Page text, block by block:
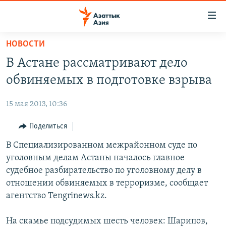
Вернуться
основному
содержанию
навигации
Вернутся
поиску
КАЗАХСТАН
УЗБЕКИСТАН
ТАДЖИКИСТАН
НОВОСТИ
НА ДРУГИХ ЯЗЫКАХ
ҚАЗАҚША
КЫРГЫЗЧА
ТОҶИКӢ
TÜRKMENÇE
Все сайты РСЕ/РС
НОВОСТИ
В Астане рассматривают дело
обвиняемых в подготовке взрыва
15 мая 2013, 10:36
Поделиться
В Специализированном межрайонном суде по
уголовным делам Астаны началось главное
судебное разбирательство по уголовному делу в
отношении обвиняемых в терроризме, сообщает
агентство Tengrinews.kz.
На скамье подсудимых шесть человек: Шарипов,